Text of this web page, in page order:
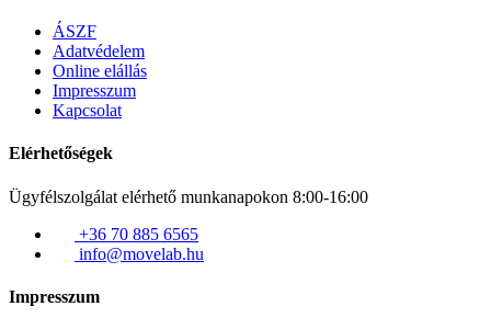
ÁSZF
Adatvédelem
Online elállás
Impresszum
Kapcsolat
Elérhetőségek
Ügyfélszolgálat elérhető munkanapokon 8:00-16:00
+36 70 885 6565
info@movelab.hu
Impresszum